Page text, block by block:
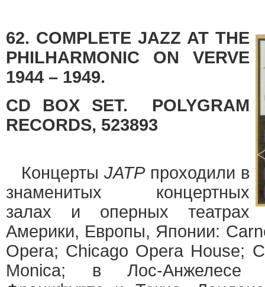
62. COMPLETE JAZZ AT THE
PHILHARMONIC ON VERVE
1944 – 1949.
CD BOX SET. POLYGRAM
RECORDS, 523893
КонцертыJATPпроходили в
знаменитых концертных
залах и оперных театрах
Америки, Европы, Японии:
Opera; Chicago Opera House;
Monica; в Лос-Анжелесе